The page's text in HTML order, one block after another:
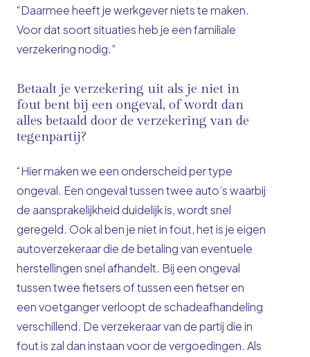
“Daarmee heeft je werkgever niets te maken.
Voor dat soort situaties heb je een familiale
verzekering nodig.”
Betaalt je verzekering uit als je niet in
fout bent bij een ongeval, of wordt dan
alles betaald door de verzekering van de
tegenpartij?
“Hier maken we een onderscheid per type
ongeval. Een ongeval tussen twee auto’s waarbij
de aansprakelijkheid duidelijk is, wordt snel
geregeld. Ook al ben je niet in fout, het is je eigen
autoverzekeraar die de betaling van eventuele
herstellingen snel afhandelt. Bij een ongeval
tussen twee fietsers of tussen een fietser en
een voetganger verloopt de schadeafhandeling
verschillend. De verzekeraar van de partij die in
fout is zal dan instaan voor de vergoedingen. Als